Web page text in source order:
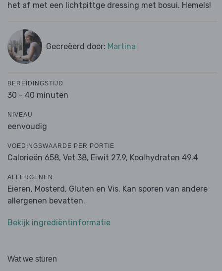
het af met een lichtpittge dressing met bosui. Hemels!
Gecreëerd door: Martina
BEREIDINGSTIJD
30 - 40 minuten
NIVEAU
eenvoudig
VOEDINGSWAARDE PER PORTIE
Calorieën 658, Vet 38, Eiwit 27.9, Koolhydraten 49.4
ALLERGENEN
Eieren, Mosterd, Gluten en Vis. Kan sporen van andere
allergenen bevatten.
Bekijk ingrediëntinformatie
Wat we sturen